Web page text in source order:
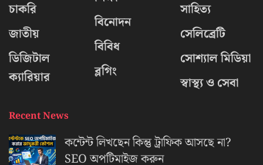
চাকরি
জাতীয়
ডিজিটাল
ক্যারিয়ার
বিনোদন
বিবিধ
ব্লগিং
সাহিত্য
সেলিব্রেটি
সোশ্যাল মিডিয়া
স্বাস্থ্য ও সেবা
Recent News
কন্টেন্ট লিখছেন কিন্তু ট্রাফিক আসছে না?
‍SEO অপটিমাইজ করুন